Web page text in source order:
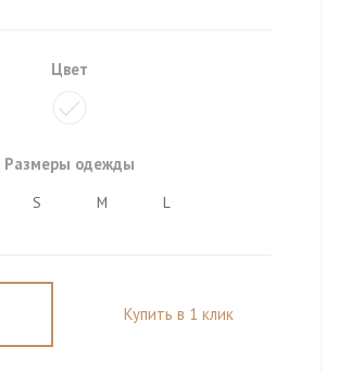
Цвет
Размеры одежды
S M L
Купить в 1 клик